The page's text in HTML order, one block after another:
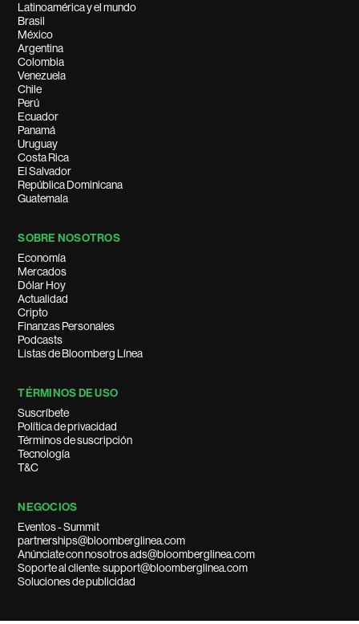
Latinoamérica y el mundo
Brasil
México
Argentina
Colombia
Venezuela
Chile
Perú
Ecuador
Panamá
Uruguay
Costa Rica
El Salvador
República Dominicana
Guatemala
SOBRE NOSOTROS
Economía
Mercados
Dólar Hoy
Actualidad
Cripto
Finanzas Personales
Podcasts
Listas de Bloomberg Línea
TÉRMINOS DE USO
Suscríbete
Política de privacidad
Términos de suscripción
Tecnología
T&C
NEGOCIOS
Eventos - Summit
partnerships@bloomberglinea.com
Anúnciate con nosotros ads@bloomberglinea.com
Soporte al cliente: support@bloomberglinea.com
Soluciones de publicidad